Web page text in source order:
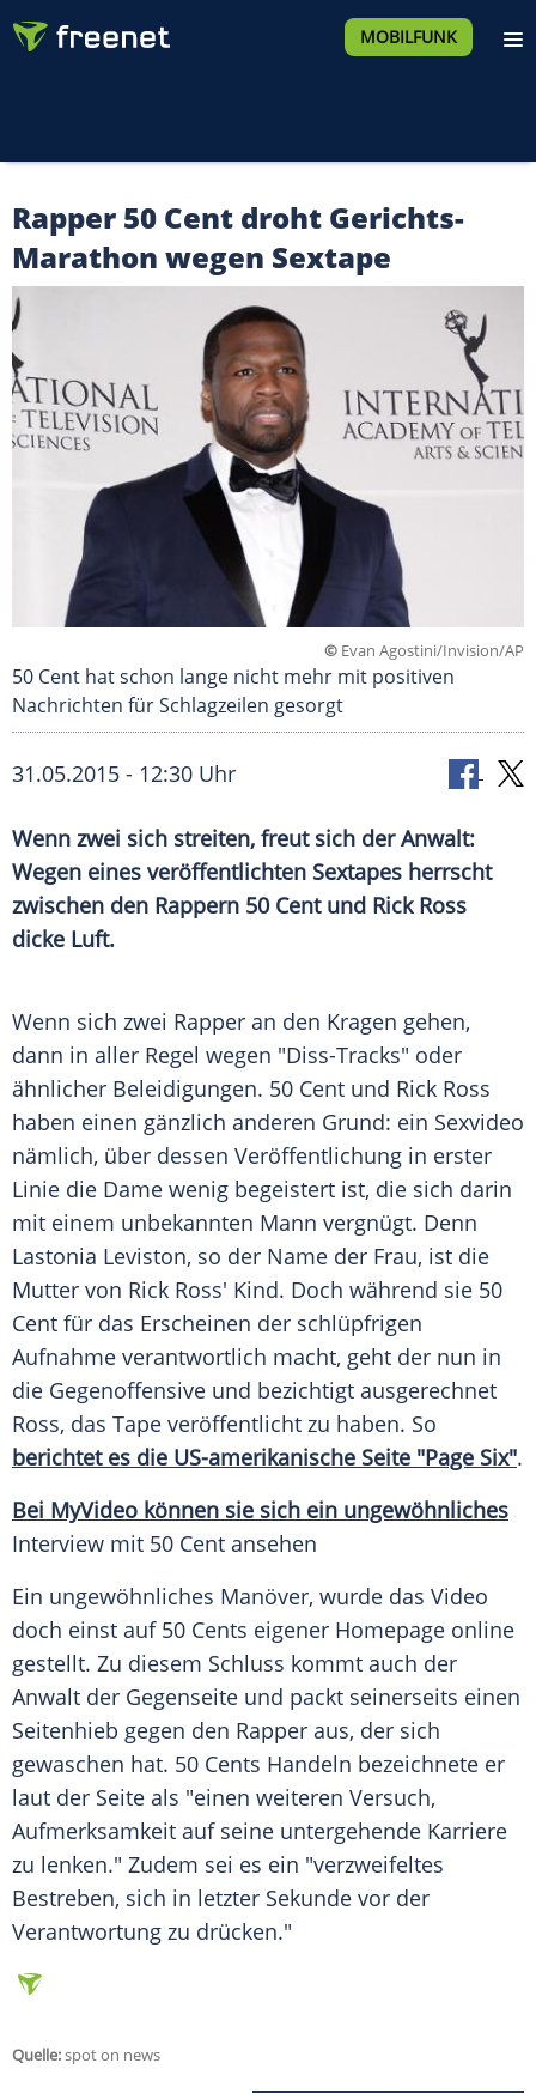
MOBILFUNK
Rapper 50 Cent droht Gerichts-
Marathon wegen Sextape
© Evan Agostini/Invision/AP
50 Cent hat schon lange nicht mehr mit positiven
Nachrichten für Schlagzeilen gesorgt
31.05.2015 - 12:30 Uhr
Wenn zwei sich streiten, freut sich der Anwalt:
Wegen eines veröffentlichten Sextapes herrscht
zwischen den Rappern 50 Cent und Rick Ross
dicke Luft.
Wenn sich zwei Rapper an den Kragen gehen,
dann in aller Regel wegen "Diss-Tracks" oder
ähnlicher Beleidigungen. 50 Cent und Rick Ross
haben einen gänzlich anderen Grund: ein Sexvideo
nämlich, über dessen Veröffentlichung in erster
Linie die Dame wenig begeistert ist, die sich darin
mit einem unbekannten Mann vergnügt. Denn
Lastonia Leviston, so der Name der Frau, ist die
Mutter von Rick Ross' Kind. Doch während sie 50
Cent für das Erscheinen der schlüpfrigen
Aufnahme verantwortlich macht, geht der nun in
die Gegenoffensive und bezichtigt ausgerechnet
Ross, das Tape veröffentlicht zu haben. So
berichtet es die US-amerikanische Seite "Page Six".
Bei MyVideo können sie sich ein ungewöhnliches
Interview mit 50 Cent ansehen
Ein ungewöhnliches Manöver, wurde das Video
doch einst auf 50 Cents eigener Homepage online
gestellt. Zu diesem Schluss kommt auch der
Anwalt der Gegenseite und packt seinerseits einen
Seitenhieb gegen den Rapper aus, der sich
gewaschen hat. 50 Cents Handeln bezeichnete er
laut der Seite als "einen weiteren Versuch,
Aufmerksamkeit auf seine untergehende Karriere
zu lenken." Zudem sei es ein "verzweifeltes
Bestreben, sich in letzter Sekunde vor der
Verantwortung zu drücken."
Quelle:spot on news